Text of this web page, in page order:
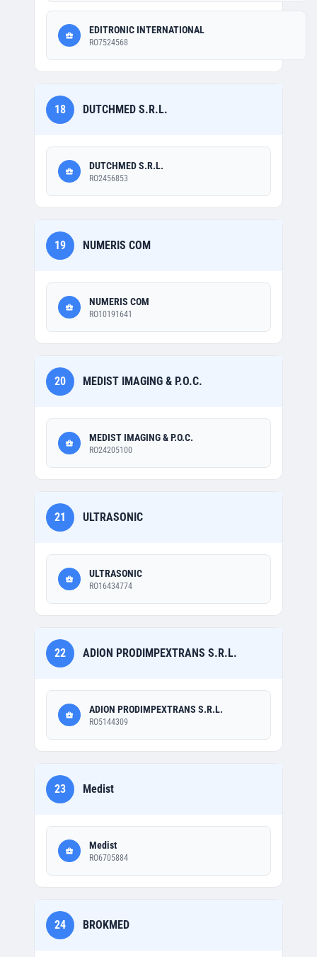
EDITRONIC INTERNATIONAL
RO7524568
18 DUTCHMED S.R.L.
DUTCHMED S.R.L.
RO2456853
19 NUMERIS COM
NUMERIS COM
RO10191641
20 MEDIST IMAGING & P.O.C.
MEDIST IMAGING & P.O.C.
RO24205100
21 ULTRASONIC
ULTRASONIC
RO16434774
22 ADION PRODIMPEXTRANS S.R.L.
ADION PRODIMPEXTRANS S.R.L.
RO5144309
23 Medist
Medist
RO6705884
24 BROKMED